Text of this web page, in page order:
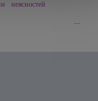
неясностей